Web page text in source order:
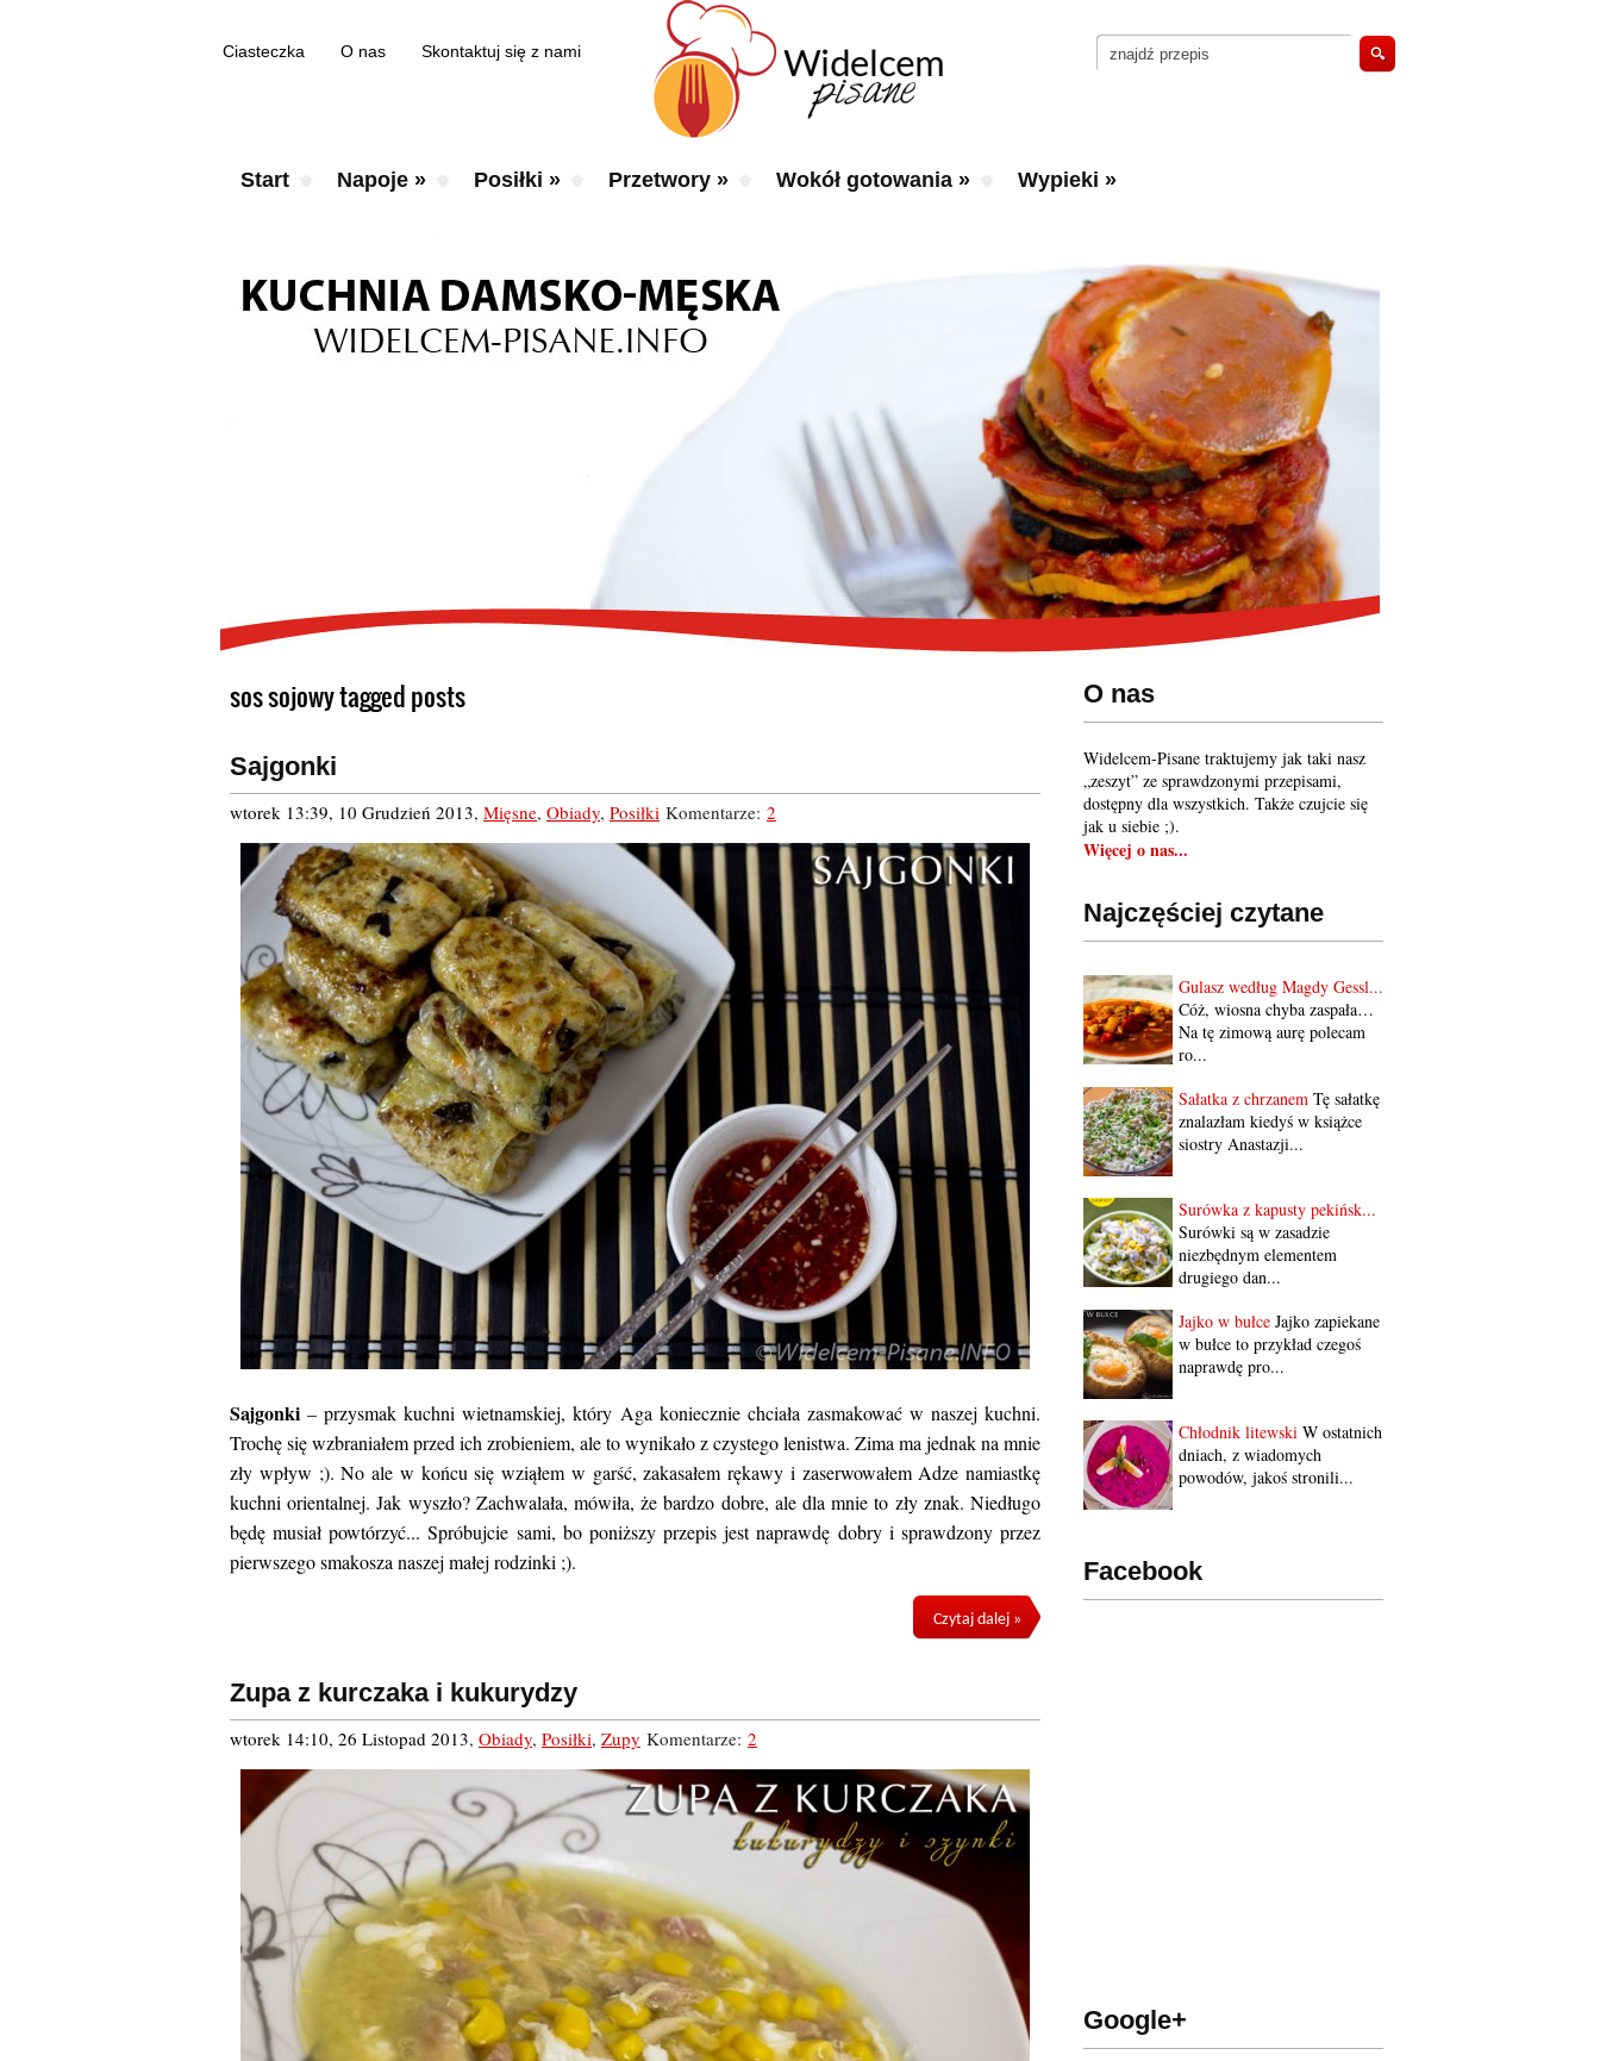
Ciasteczka O nas Skontaktuj się z nami
Start Napoje » Posiłki » Przetwory » Wokół gotowania » Wypieki »
O nas
Widelcem-Pisane traktujemy jak taki nasz
„zeszyt” ze sprawdzonymi przepisami,
dostępny dla wszystkich. Także czujcie się
jak u siebie ;).
Więcej o nas...
Najczęściej czytane
Gulasz według Magdy Gessl...
Cóż, wiosna chyba zaspała…
Na tę zimową aurę polecam
ro...
Sałatka z chrzanem Tę sałatkę
znalazłam kiedyś w książce
siostry Anastazji...
Surówka z kapusty pekińsk...
Surówki są w zasadzie
niezbędnym elementem
drugiego dan...
Jajko w bułce Jajko zapiekane
w bułce to przykład czegoś
naprawdę pro...
Chłodnik litewski W ostatnich
dniach, z wiadomych
powodów, jakoś stronili...
Facebook
Google+
sos sojowy tagged posts
Sajgonki
wtorek 13:39, 10 Grudzień 2013, Mięsne, Obiady, Posiłki Komentarze: 2
Sajgonki – przysmak kuchni wietnamskiej, który Aga koniecznie chciała zasmakować w naszej kuchni.
Trochę się wzbraniałem przed ich zrobieniem, ale to wynikało z czystego lenistwa. Zima ma jednak na mnie
zły wpływ ;). No ale w końcu się wziąłem w garść, zakasałem rękawy i zaserwowałem Adze namiastkę
kuchni orientalnej. Jak wyszło? Zachwalała, mówiła, że bardzo dobre, ale dla mnie to zły znak. Niedługo
będę musiał powtórzyć... Spróbujcie sami, bo poniższy przepis jest naprawdę dobry i sprawdzony przez
pierwszego smakosza naszej małej rodzinki ;).
Czytaj dalej »
Zupa z kurczaka i kukurydzy
wtorek 14:10, 26 Listopad 2013, Obiady, Posiłki, Zupy Komentarze: 2